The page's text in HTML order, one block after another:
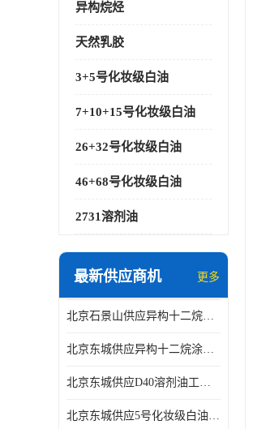
异构烷烃
天然乳胶
3+5号化妆级白油
7+10+15号化妆级白油
26+32号化妆级白油
46+68号化妆级白油
2731溶剂油
最新供应商机 更多
北京石景山供应异构十二烷香精助剂
北京东城供应异构十二烷涂料胶粘油墨稀释剂
北京东城供应D40溶剂油工业金属清洗
北京东城供应5号化妆级白油钻井液润滑剂